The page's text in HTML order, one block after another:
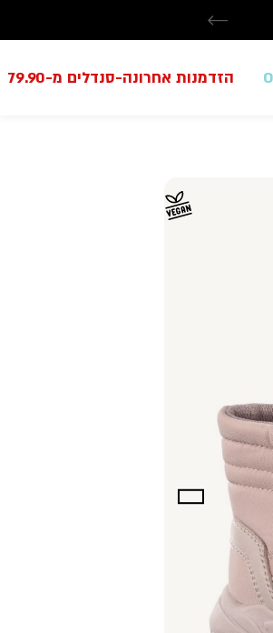
הזדמנות אחרונה-סנדלים מ-79.90